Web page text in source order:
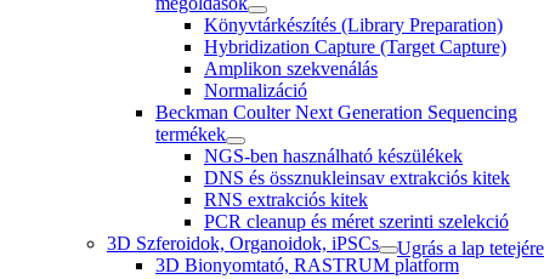
Könyvtárkészítés (Library Preparation)
Hybridization Capture (Target Capture)
Amplikon szekvenálás
Normalizáció
Beckman Coulter Next Generation Sequencing
termékek
NGS-ben használható készülékek
DNS és össznukleinsav extrakciós kitek
RNS extrakciós kitek
PCR cleanup és méret szerinti szelekció
3D Szferoidok, Organoidok, iPSCs
3D Bionyomtató, RASTRUM platform
Ugrás a lap tetejére